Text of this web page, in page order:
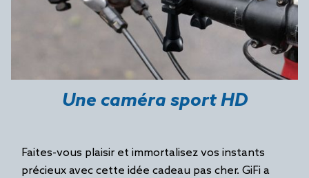
Une caméra sport HD
Faites-vous plaisir et immortalisez vos instants
précieux avec cette idée cadeau pas cher. GiFi a